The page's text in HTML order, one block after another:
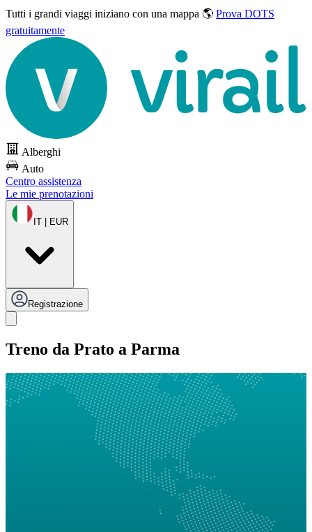
Tutti i grandi viaggi iniziano con una mappa 🌎 Prova DOTS
gratuitamente
Alberghi
Auto
Centro assistenza
Le mie prenotazioni
IT | EUR
Registrazione
Treno da Prato a Parma